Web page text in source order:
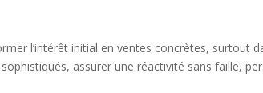
l’intérêt initial en ventes concrètes, surtout
assurer une réactivité sans faille,